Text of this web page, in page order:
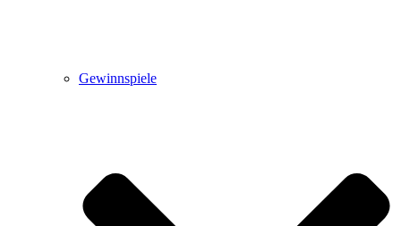
Gewinnspiele